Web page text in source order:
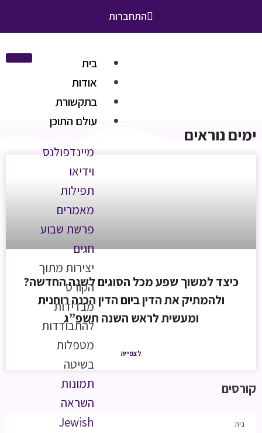
התחברות
בית
אודות
בתקשורת
עולם התוכן
מיינדפולנס
וידיאו
תפילות
מאמרים
פרשת שבוע
חגים
יצירות מתוך
הקורס
מבדידות
להתבודדות
מטפלות
בשיטה
תמונות
השראה
Jewish
ימים נוראים
כיצד למשוך שפע מכל הסוגים לשנה החדשה?
ולהמתיק את הדין ביום הדין הכנה רוחנית
ומעשית לראש השנה תשפ”ג
לצפייה
קורסים
בית